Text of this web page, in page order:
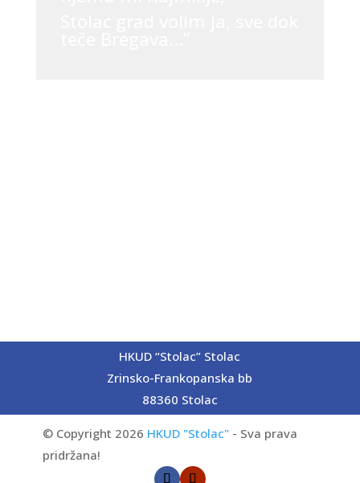
HKUD “Stolac” Stolac
Zrinsko-Frankopanska bb
88360 Stolac
© Copyright 2026 HKUD "Stolac"- Sva prava
pridržana!